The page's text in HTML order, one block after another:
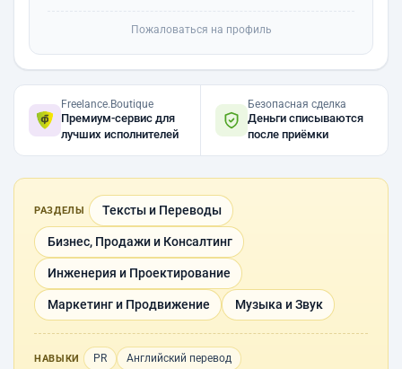
Пожаловаться на профиль
Freelance.Boutique
Премиум-сервис для
лучших исполнителей
Безопасная сделка
Деньги списываются
после приёмки
РАЗДЕЛЫ Тексты и Переводы
Бизнес, Продажи и Консалтинг
Инженерия и Проектирование
Маркетинг и Продвижение Музыка и Звук
НАВЫКИ PR
Английский перевод